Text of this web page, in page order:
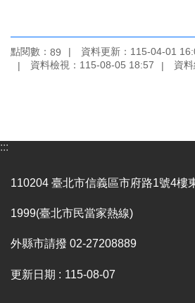
目
臺
間
年
化
慶
廉
點閱數： 89
資料更新：115-04-01
資料檢視：115-08-05 18:57
資
:::
110204 臺北市信義區市府路1號4樓
1999(臺北市民當家熱線)
外縣市請撥 02-27208889
更新日期 115-08-07